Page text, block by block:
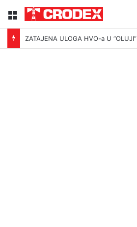
Menu
ZATAJENA ULOGA HVO-a U “OLUJI”